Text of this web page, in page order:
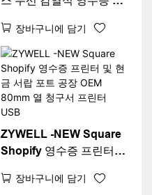
린터장바구니에 담기
ZYWELL -NEW Square
Shopify 영수증 프린터
OEM 80mm 열 청구서 프
장바구니에 담기